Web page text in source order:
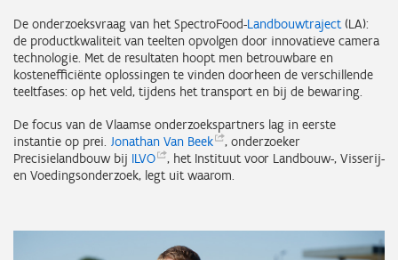
De onderzoeksvraag van het SpectroFood-Landbouwtraject(LA):
de productkwaliteit van teelten opvolgen door innovatieve camera
technologie. Met de resultaten hoopt men betrouwbare en
kostenefficiënte oplossingen te vinden doorheen de verschillende
teeltfases: op het veld, tijdens het transport en bij de bewaring.
De focus van de Vlaamse onderzoekspartners lag in eerste
instantie op prei. Jonathan Van Beek
, onderzoeker
Precisielandbouw bij ILVO
, het Instituut voor Landbouw-, Visserij-
en Voedingsonderzoek, legt uit waarom.